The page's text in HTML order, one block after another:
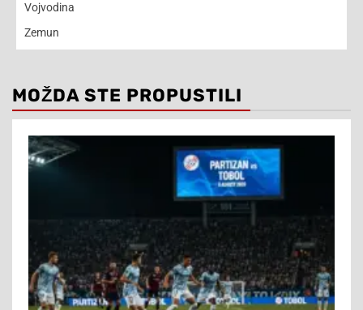
Vojvodina
Zemun
MOŽDA STE PROPUSTILI